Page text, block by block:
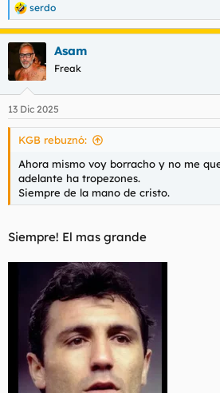
R
e
a
i
e
s
serdo
Asam
Freak
13 Dic 2025
KGB rebuznó:
Ahora mismo voy borracho y no me
adelante ha tropezones.
Siempre de la mano de cristo.
Siempre! El mas grande